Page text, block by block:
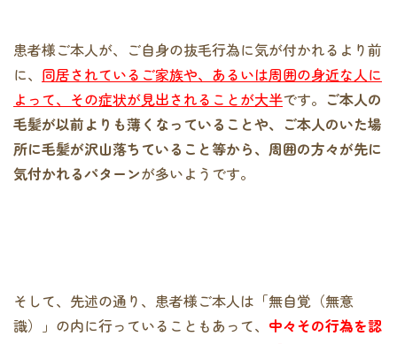
患者様ご本人が、ご自身の抜毛行為に気が付かれるより前
に、 同居されているご家族や、あるいは周囲の身近な人に
よって、その症状が見出されることが大半です。 ご本人の
毛髪が以前よりも薄くなっていることや、ご本人のいた場
所に毛髪が沢山落ちていること等から、周囲の方々が先に
気付かれるパターンが多いようです。
そして、先述の通り、患者様ご本人は「無自覚（無意
識）」の内に行っていることもあって、 中々その行為を認